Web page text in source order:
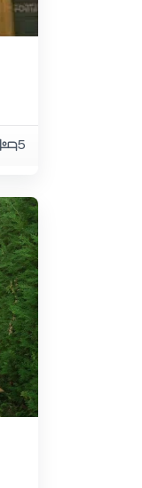
5